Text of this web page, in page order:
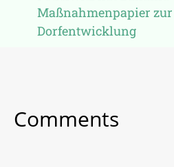
Maßnahmenpapier zur
Dorfentwicklung
Comments